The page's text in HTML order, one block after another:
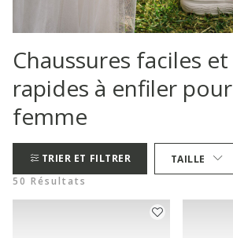
Chaussures faciles et
rapides à enfiler pour
femme
TRIER ET FILTRER TAILLE
50 Résultats